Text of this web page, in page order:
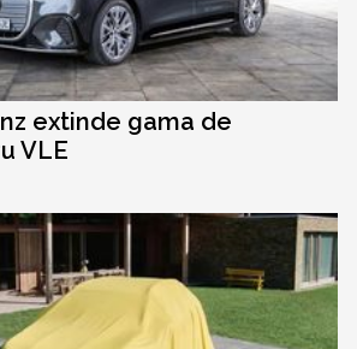
extinde gama de
VLE